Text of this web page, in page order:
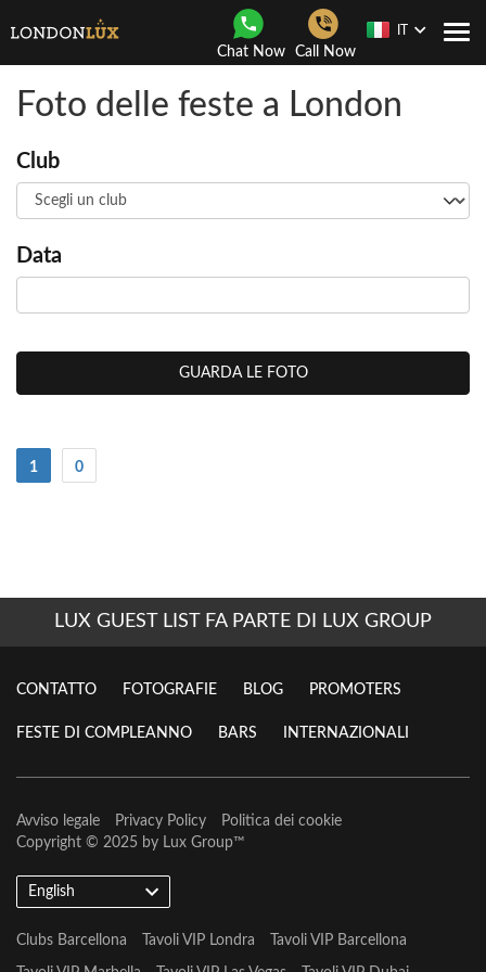
Chat Now Call Now
Foto delle feste a London
Club
Data
GUARDA LE FOTO
1 (Attuale)
0
LUX GUEST LIST FA PARTE DI LUX GROUP
CONTATTO FOTOGRAFIE BLOG PROMOTERS
FESTE DI COMPLEANNO BARS INTERNAZIONALI
Avviso legale Privacy Policy
Politica dei cookie
Copyright © 2025 by Lux Group™
English
Clubs Barcellona Tavoli VIP Londra Tavoli VIP Barcellona